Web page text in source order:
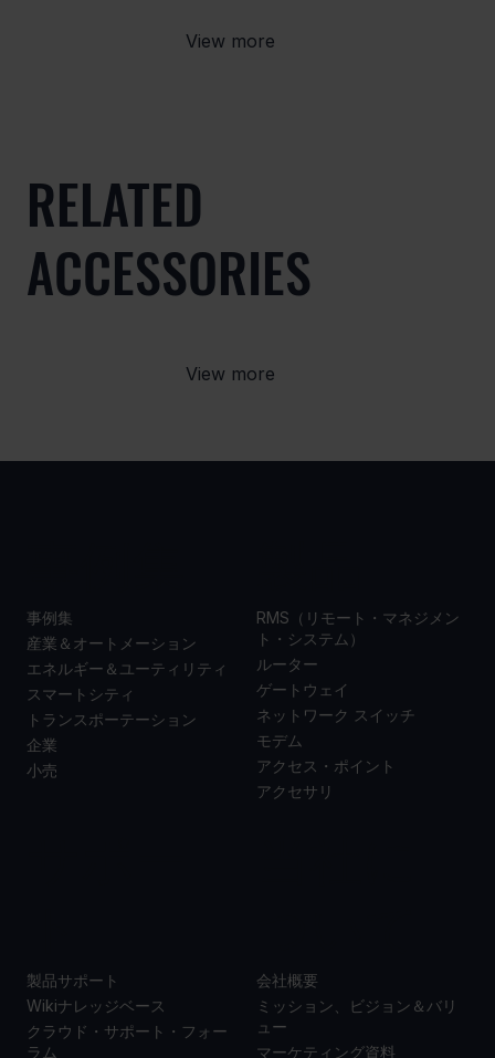
View more
RELATED
ACCESSORIES
View more
事例集
産業＆オートメーション
エネルギー＆ユーティリティ
スマートシティ
トランスポーテーション
企業
小売
RMS（リモート・マネジメン
ト・システム）
ルーター
ゲートウェイ
ネットワーク スイッチ
モデム
アクセス・ポイント
アクセサリ
製品サポート
Wikiナレッジベース
クラウド・サポート・フォー
ラム
会社概要
ミッション、ビジョン＆バリ
ュー
マーケティング資料